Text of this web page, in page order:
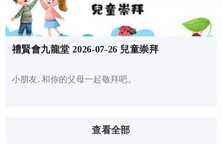
禮賢會九龍堂 2026-07-26 兒童崇拜
小朋友, 和你的父母一起敬拜吧。
查看全部